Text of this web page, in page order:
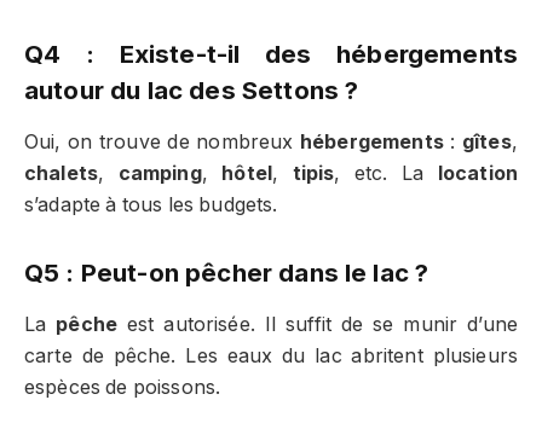
Q4 : Existe-t-il des hébergements
autour du lac des Settons ?
Oui, on trouve de nombreux hébergements: gîtes,
chalets, camping, hôtel, tipis, etc. La location
s’adapte à tous les budgets.
Q5 : Peut-on pêcher dans le lac ?
La pêche est autorisée. Il suffit de se munir d’une
carte de pêche. Les eaux du lac abritent plusieurs
espèces de poissons.